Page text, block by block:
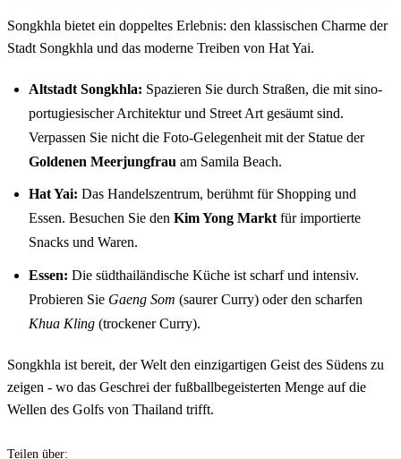
Songkhla bietet ein doppeltes Erlebnis: den klassischen Charme der
Stadt Songkhla und das moderne Treiben von Hat Yai.
Altstadt Songkhla: Spazieren Sie durch Straßen, die mit sino-
portugiesischer Architektur und Street Art gesäumt sind.
Verpassen Sie nicht die Foto-Gelegenheit mit der Statue der
Goldenen Meerjungfrau am Samila Beach.
Hat Yai: Das Handelszentrum, berühmt für Shopping und
Essen. Besuchen Sie den Kim Yong Marktfür importierte
Snacks und Waren.
Essen: Die südthailändische Küche ist scharf und intensiv.
Probieren Sie Gaeng Som (saurer Curry) oder den scharfen
Khua Kling (trockener Curry).
Songkhla ist bereit, der Welt den einzigartigen Geist des Südens zu
zeigen - wo das Geschrei der fußballbegeisterten Menge auf die
Wellen des Golfs von Thailand trifft.
Teilen über: